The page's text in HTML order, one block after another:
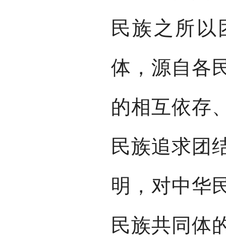
民族之所
体，源自各
的相互依存
民族追求团
明，对中华
民族共同体